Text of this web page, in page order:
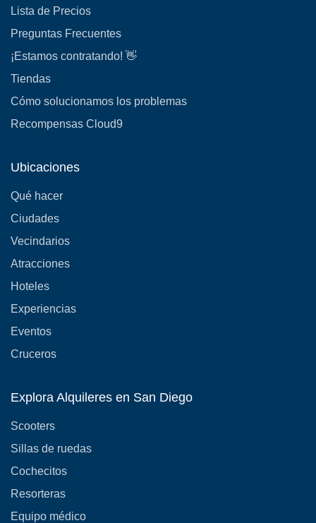
Lista de Precios
Preguntas Frecuentes
¡Estamos contratando! 👋
Tiendas
Cómo solucionamos los problemas
Recompensas Cloud9
Ubicaciones
Qué hacer
Ciudades
Vecindarios
Atracciones
Hoteles
Experiencias
Eventos
Cruceros
Explora Alquileres en San Diego
Scooters
Sillas de ruedas
Cochecitos
Resorteras
Equipo médico